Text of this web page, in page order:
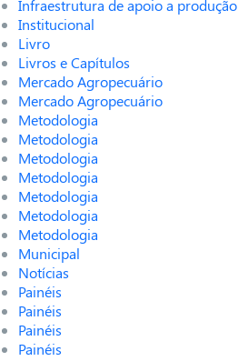
Infraestrutura de apoio a produção
Institucional
Livro
Livros e Capítulos
Mercado Agropecuário
Mercado Agropecuário
Metodologia
Metodologia
Metodologia
Metodologia
Metodologia
Metodologia
Metodologia
Municipal
Notícias
Painéis
Painéis
Painéis
Painéis